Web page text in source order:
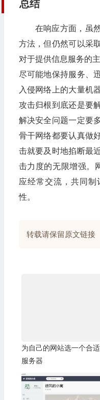
总结
在响应方面，虽
方法，但仍然可以采
对于提供信息服务的
尽可能地保持服务、
入侵网络上的大量机
攻击归根到底还是要
解决安全问题一定要
骨干网络都要认真做
击就要及时地掐断最
击力度的无限增强。
应经常交流，共同
性。
转载请保留原文链接
为自己的网站选一个合
服务器